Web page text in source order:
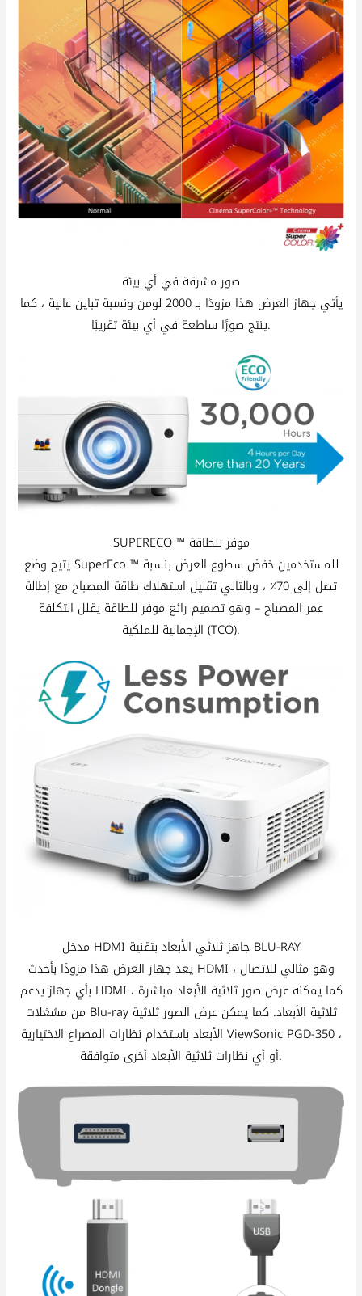
صور مشرقة في أي بيئة
يأتي جهاز العرض هذا مزودًا بـ 2000 لومن ونسبة تباين عالية ، كما
ينتج صورًا ساطعة في أي بيئة تقريبًا.
SUPERECO ™ موفر للطاقة
يتيح وضع SuperEco ™ للمستخدمين خفض سطوع العرض بنسبة
تصل إلى 70٪ ، وبالتالي تقليل استهلاك طاقة المصباح مع إطالة
عمر المصباح – وهو تصميم رائع موفر للطاقة يقلل التكلفة
الإجمالية للملكية (TCO).
مدخل HDMI جاهز ثلاثي الأبعاد بتقنية BLU-RAY
يعد جهاز العرض هذا مزودًا بأحدث HDMI ، وهو مثالي للاتصال
بأي جهاز يدعم HDMI ، كما يمكنه عرض صور ثلاثية الأبعاد مباشرة
من مشغلات Blu-ray ثلاثية الأبعاد. كما يمكن عرض الصور ثلاثية
الأبعاد باستخدام نظارات المصراع الاختيارية ViewSonic PGD-350 ،
أو أي نظارات ثلاثية الأبعاد أخرى متوافقة.